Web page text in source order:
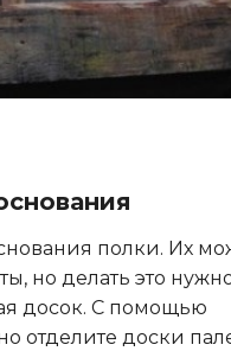
полки. Их
но делать это
досок. С помощью
отделите доски